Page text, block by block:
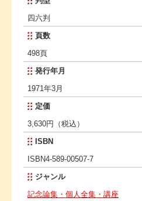
四六判
頁数
498頁
発行年月
1971年3月
定価
3,630円（税込）
ISBN
ISBN4-589-00507-7
ジャンル
記念論集・個人全集・講座